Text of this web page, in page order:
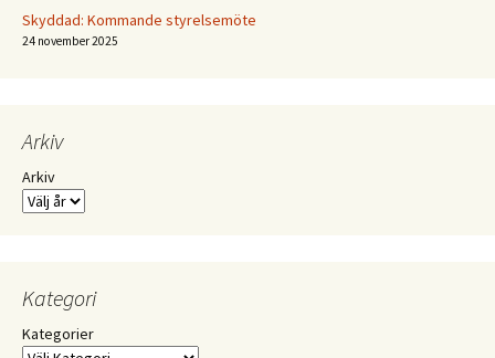
Skyddad: Kommande styrelsemöte
24 november 2025
Arkiv
Arkiv
Kategori
Kategorier